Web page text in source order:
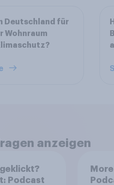
Deutschland für
Wohnraum
anzeigen
Podcast